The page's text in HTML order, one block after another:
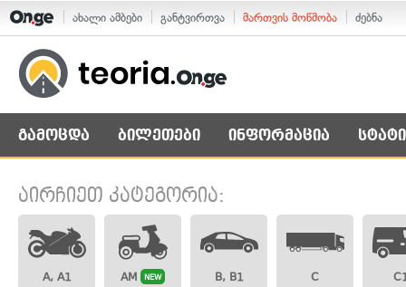
ახალი ამბები განტვირთვა მართვის მოწმობა ძებნა
გამოცდა ბილეთები ინფორმაცია
აირჩიეთ კატეგორია:
A, A1 AM NEW B, B1 C